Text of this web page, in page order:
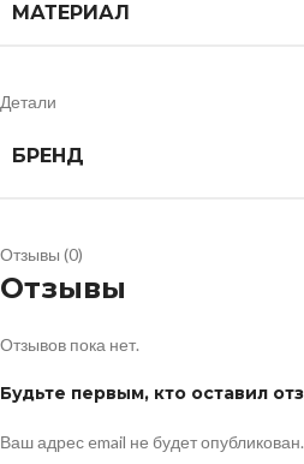
МАТЕРИАЛ
Детали
БРЕНД
Отзывы (0)
Отзывы
Отзывов пока нет.
Будьте первым, кто оставил
Ваш адрес email не будет опубликован.